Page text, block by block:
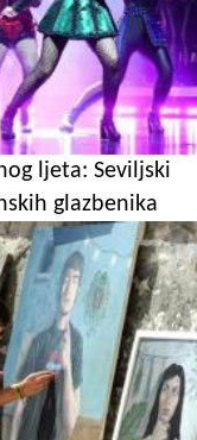
ljeta: Seviljski
glazbenika